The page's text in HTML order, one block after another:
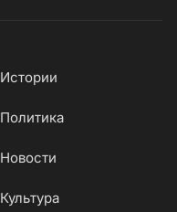
Истории
Политика
Новости
Культура